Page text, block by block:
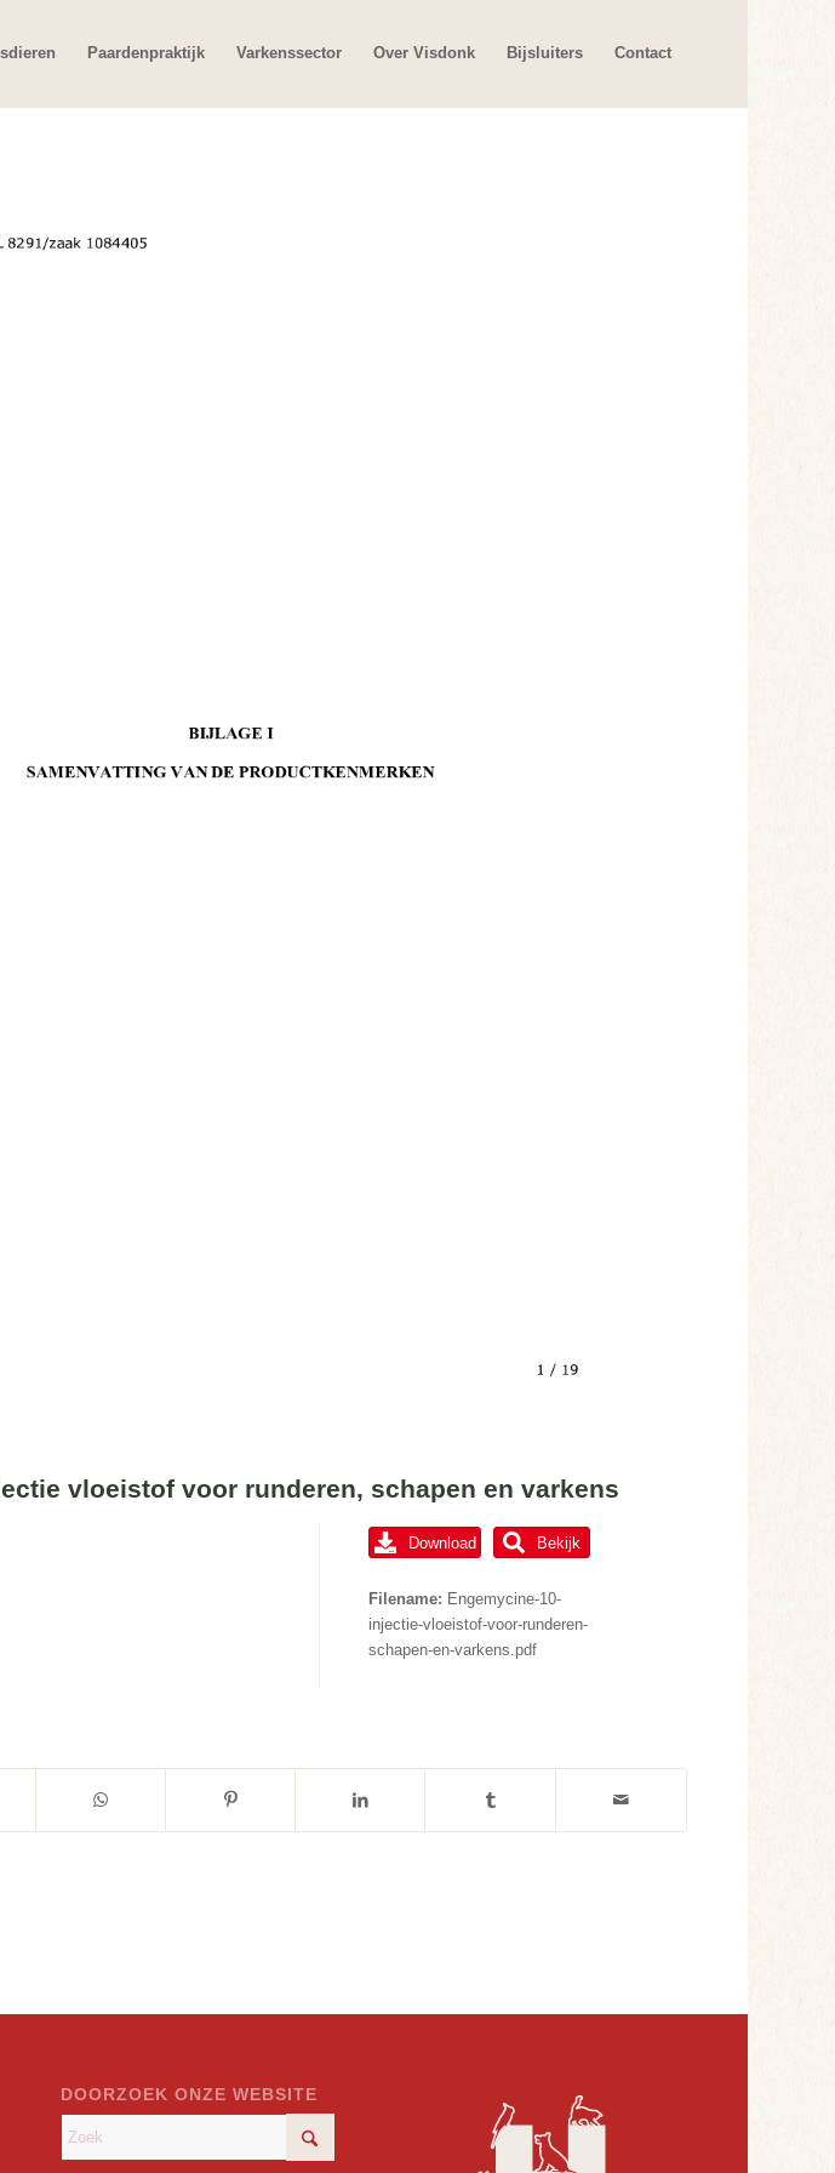
Paardenpraktijk Varkenssector Over Visdonk Bijsluiters Contact
vloeistof voor runderen, schapen en varkens
Download Bekijk
Filename: Engemycine-10-
injectie-vloeistof-voor-runderen-
schapen-en-varkens.pdf
DOORZOEK ONZE WEBSITE